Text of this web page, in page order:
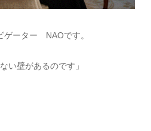
ーター NAOです。
い壁があるのです」